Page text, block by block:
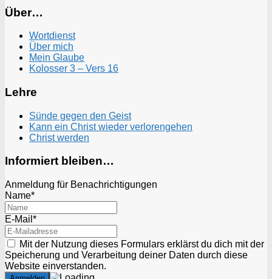
Über…
Wortdienst
Über mich
Mein Glaube
Kolosser 3 – Vers 16
Lehre
Sünde gegen den Geist
Kann ein Christ wieder verlorengehen
Christ werden
Informiert bleiben…
Anmeldung für Benachrichtigungen
Name*
E-Mail*
Mit der Nutzung dieses Formulars erklärst du dich mit der
Speicherung und Verarbeitung deiner Daten durch diese
Website einverstanden.